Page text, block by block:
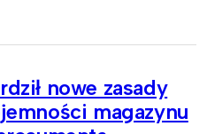
nowe zasady
magazynu